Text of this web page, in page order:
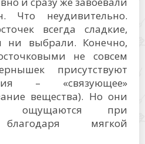
Что неудивительно.
всегда сладкие,
выбрали. Конечно,
не совсем
присутствуют
– «связующее»
вещества). Но они
ощущаются при
мягкой